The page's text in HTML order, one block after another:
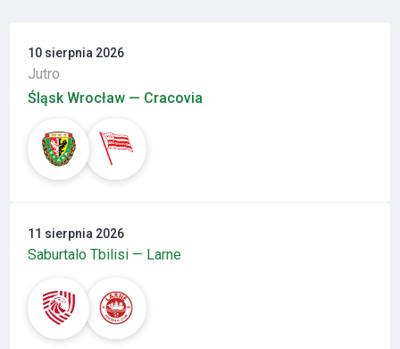
10 sierpnia 2026
Jutro
Śląsk Wrocław — Cracovia
11 sierpnia 2026
Saburtalo Tbilisi — Larne